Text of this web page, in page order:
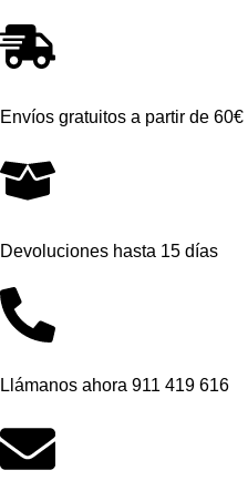
Envíos gratuitos a partir de 60€
Devoluciones hasta 15 días
Llámanos ahora 911 419 616